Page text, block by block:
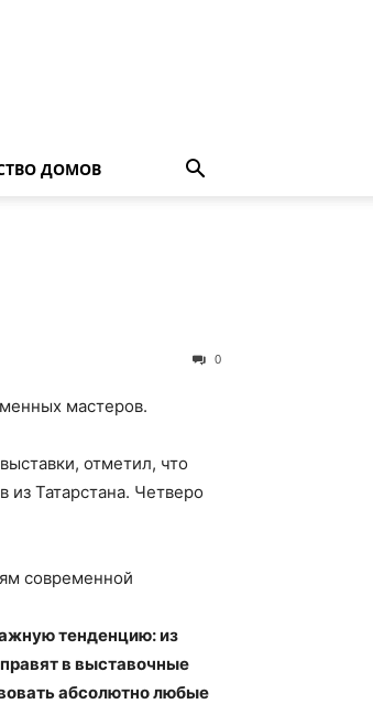
ДОМОВ
0
мастеров.
отметил, что
из Татарстана. Четверо
современной
тенденцию: из
в выставочные
абсолютно любые